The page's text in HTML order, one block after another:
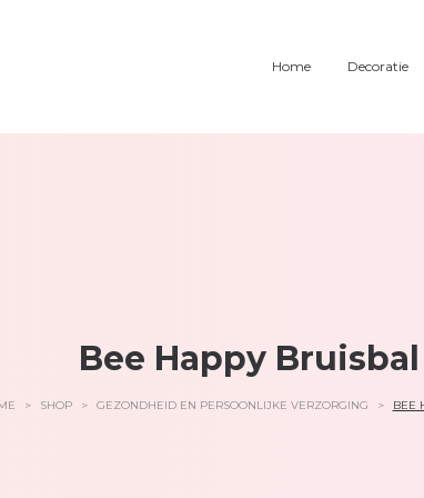
Home Decoratie
Bee Happy Bruisbal
> SHOP > GEZONDHEID EN PERSOONLIJKE VERZORGING > BEE